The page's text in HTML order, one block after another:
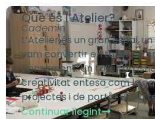
Què és l’Atelier?
Cademin
L’Atelier és un gran espai,
vam convertir en taller de
pensament. Un taller
creativitat entesa com la
projectes i de portar-los a
Continuar llegint